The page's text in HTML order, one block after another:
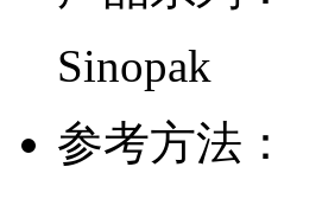
Sinopak
参考方法：